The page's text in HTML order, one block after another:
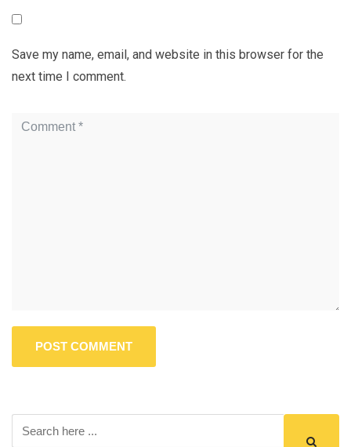
Save my name, email, and website in this browser for the
next time I comment.